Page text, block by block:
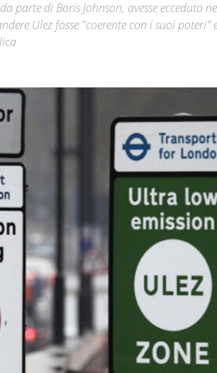
Città
di Boris Johnson, avesse ecceduto
Ulez fosse "coerente con i suoi poteri"